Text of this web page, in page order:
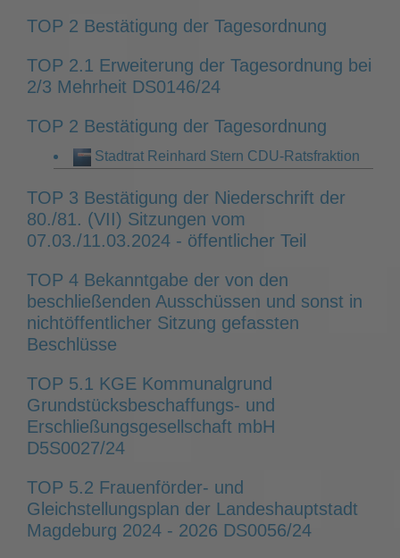
TOP 2 Bestätigung der Tagesordnung
TOP 2.1 Erweiterung der Tagesordnung bei
2/3 Mehrheit DS0146/24
TOP 2 Bestätigung der Tagesordnung
Stadtrat Reinhard Stern CDU-Ratsfraktion
TOP 3 Bestätigung der Niederschrift der
80./81. (VII) Sitzungen vom
07.03./11.03.2024 - öffentlicher Teil
TOP 4 Bekanntgabe der von den
beschließenden Ausschüssen und sonst in
nichtöffentlicher Sitzung gefassten
Beschlüsse
TOP 5.1 KGE Kommunalgrund
Grundstücksbeschaffungs- und
Erschließungsgesellschaft mbH
D5S0027/24
TOP 5.2 Frauenförder- und
Gleichstellungsplan der Landeshauptstadt
Magdeburg 2024 - 2026 DS0056/24